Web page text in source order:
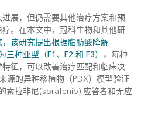
展，但仍需要其他治疗方案和预
。在本文中，冠科生物和其他研
该研究提出根据脂肪酸降解
三种亚型（F1、F2 和 F3） ，每种
征，可以改善治疗匹配和临床决
源的异种移植物（PDX）模型验证
索拉非尼(sorafenib) 应答者和无应